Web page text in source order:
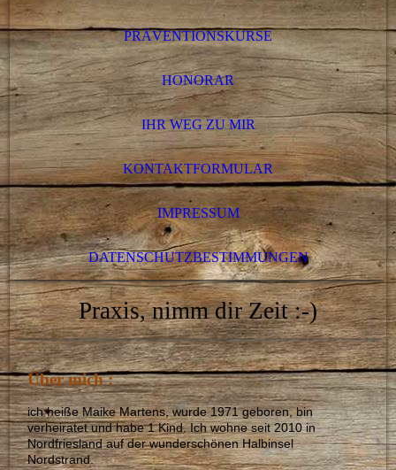
PRÄVENTIONSKURSE
HONORAR
IHR WEG ZU MIR
KONTAKTFORMULAR
IMPRESSUM
DATENSCHUTZBESTIMMUNGEN
Praxis, nimm dir Zeit :-)
Über mich :
ich heiße Maike Martens, wurde 1971 geboren, bin
verheiratet und habe 1 Kind. Ich wohne seit 2010 in
Nordfriesland auf der wunderschönen Halbinsel
Nordstrand.